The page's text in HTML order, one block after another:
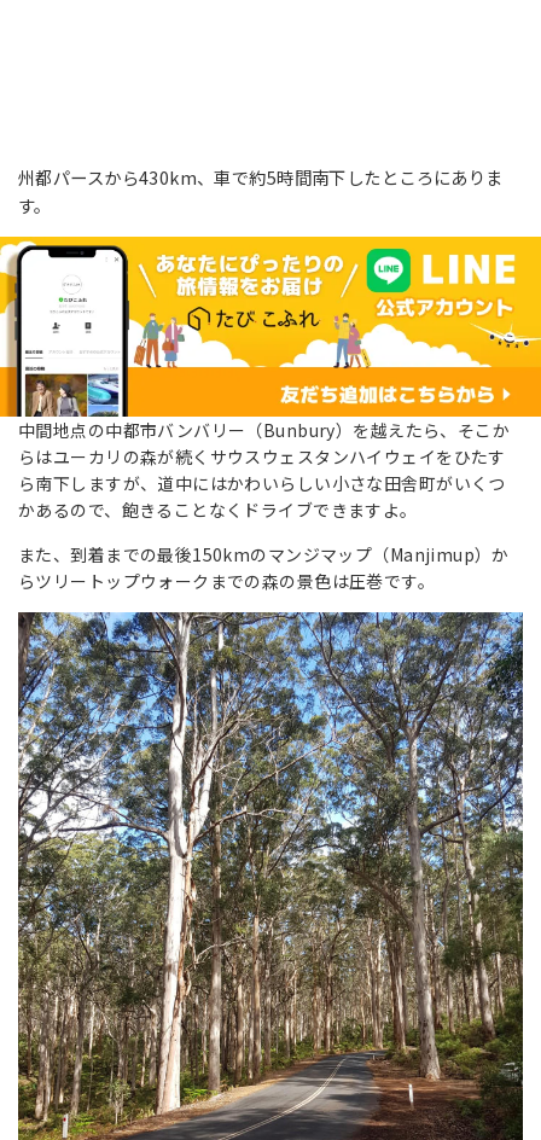
州都パースから430km、車で約5時間南下したところにありま
す。
中間地点の中都市バンバリー（Bunbury）を越えたら、そこか
らはユーカリの森が続くサウスウェスタンハイウェイをひたす
ら南下しますが、道中にはかわいらしい小さな田舎町がいくつ
かあるので、飽きることなくドライブできますよ。
また、到着までの最後150kmのマンジマップ（Manjimup）か
らツリートップウォークまでの森の景色は圧巻です。